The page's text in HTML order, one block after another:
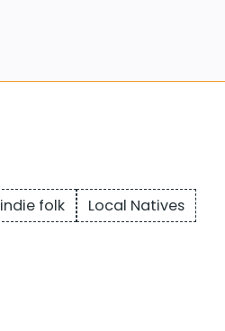
indie folk Local Natives